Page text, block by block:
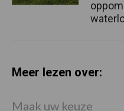
Meer lezen over:
Maak uw keuze